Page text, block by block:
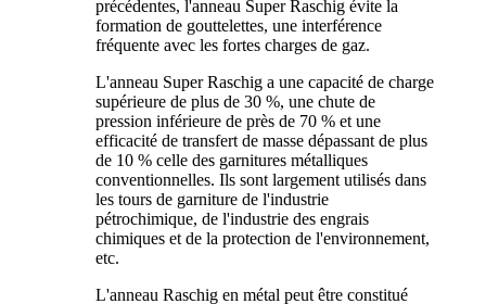
précédentes, l'anneau Super Raschig évite la
formation de gouttelettes, une interférence
fréquente avec les fortes charges de gaz.
L'anneau Super Raschig a une capacité de charge
supérieure de plus de 30 %, une chute de
pression inférieure de près de 70 % et une
efficacité de transfert de masse dépassant de plus
de 10 % celle des garnitures métalliques
conventionnelles. Ils sont largement utilisés dans
les tours de garniture de l'industrie
pétrochimique, de l'industrie des engrais
chimiques et de la protection de l'environnement,
etc.
L'anneau Raschig en métal peut être constitué